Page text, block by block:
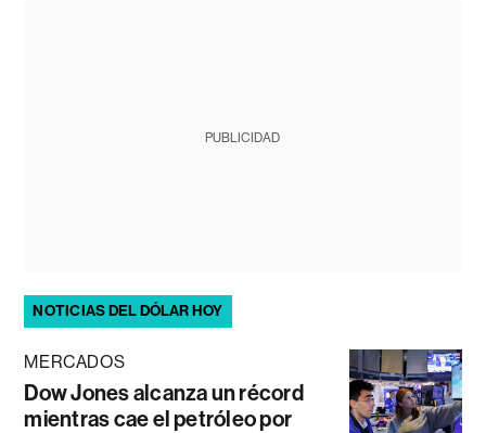
PUBLICIDAD
NOTICIAS DEL DÓLAR HOY
MERCADOS
Dow Jones alcanza un récord
mientras cae el petróleo por